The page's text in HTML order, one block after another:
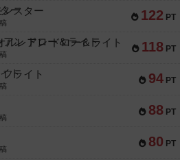
122 PT
スター
118 PT
ルレアン ドロー＆ライト
94 PT
ライト
88 PT
80 PT